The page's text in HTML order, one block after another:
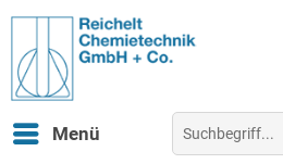
Menü